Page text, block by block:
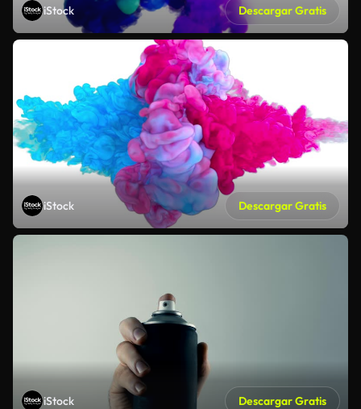
iStock Descargar Gratis
iStock Descargar Gratis
iStock Descargar Gratis